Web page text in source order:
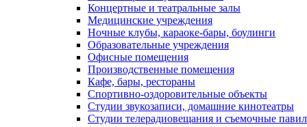
Концертные и театральные залы
Медицинские учреждения
Ночные клубы, караоке-бары, боулинги
Образовательные учреждения
Офисные помещения
Производственные помещения
Кафе, бары, рестораны
Спортивно-оздоровительные объекты
Студии звукозаписи, домашние кинотеатры
Студии телерадиовещания и съемочные